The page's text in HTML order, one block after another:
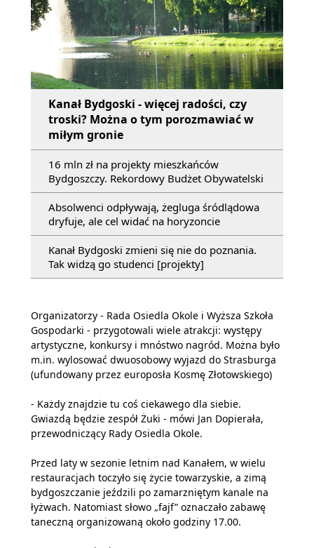
Kanał Bydgoski - więcej radości, czy
troski? Można o tym porozmawiać w
miłym gronie
16 mln zł na projekty mieszkańców
Bydgoszczy. Rekordowy Budżet Obywatelski
Absolwenci odpływają, żegluga śródlądowa
dryfuje, ale cel widać na horyzoncie
Kanał Bydgoski zmieni się nie do poznania.
Tak widzą go studenci [projekty]
Organizatorzy - Rada Osiedla Okole i Wyższa Szkoła
Gospodarki - przygotowali wiele atrakcji: występy
artystyczne, konkursy i mnóstwo nagród. Można było
m.in. wylosować dwuosobowy wyjazd do Strasburga
(ufundowany przez europosła Kosmę Złotowskiego)
- Każdy znajdzie tu coś ciekawego dla siebie.
Gwiazdą będzie zespół Żuki - mówi Jan Dopierała,
przewodniczący Rady Osiedla Okole.
Przed laty w sezonie letnim nad Kanałem, w wielu
restauracjach toczyło się życie towarzyskie, a zimą
bydgoszczanie jeździli po zamarzniętym kanale na
łyżwach. Natomiast słowo „fajf” oznaczało zabawę
taneczną organizowaną około godziny 17.00.